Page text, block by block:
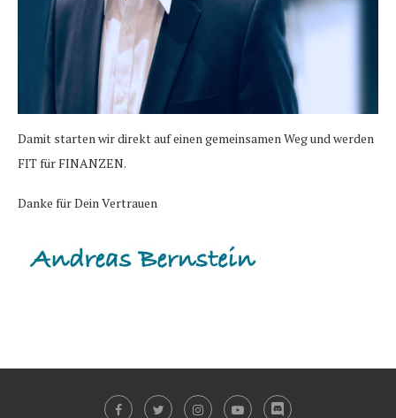
Damit starten wir direkt auf einen gemeinsamen Weg und werden
FIT für FINANZEN.
Danke für Dein Vertrauen